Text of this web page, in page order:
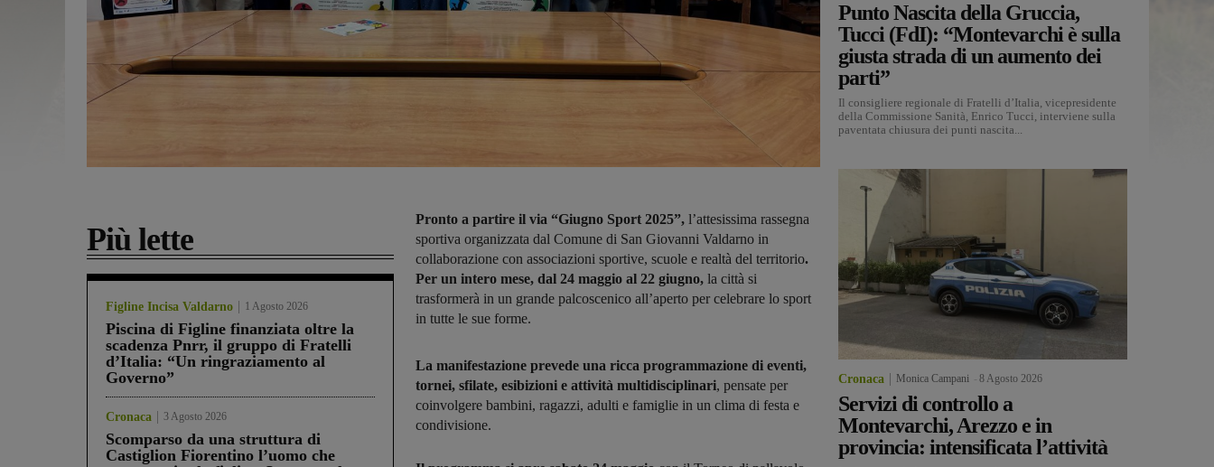
Più lette
Figline Incisa Valdarno 1 Agosto 2026
Piscina di Figline finanziata oltre la
scadenza Pnrr, il gruppo di Fratelli
d’Italia: “Un ringraziamento al
Governo”
Cronaca 3 Agosto 2026
Scomparso da una struttura di
Castiglion Fiorentino l’uomo che
Pronto a partire il via “Giugno Sport 2025”, l’attesissima rassegna
sportiva organizzata dal Comune di San Giovanni Valdarno in
collaborazione con associazioni sportive, scuole e realtà del territorio.
Per un intero mese, dal 24 maggio al 22 giugno, la città si
trasformerà in un grande palcoscenico all’aperto per celebrare lo sport
in tutte le sue forme.
La manifestazione prevede una ricca programmazione di eventi,
tornei, sfilate, esibizioni e attività multidisciplinari, pensate per
coinvolgere bambini, ragazzi, adulti e famiglie in un clima di festa e
condivisione.
Punto Nascita della Gruccia,
Tucci (FdI): “Montevarchi è sulla
giusta strada di un aumento dei
parti”
Il consigliere regionale di Fratelli d’Italia, vicepresidente
della Commissione Sanità, Enrico Tucci, interviene sulla
paventata chiusura dei punti nascita...
Cronaca Monica Campani 8 Agosto 2026
Servizi di controllo a
Montevarchi, Arezzo e in
provincia: intensificata l’attività